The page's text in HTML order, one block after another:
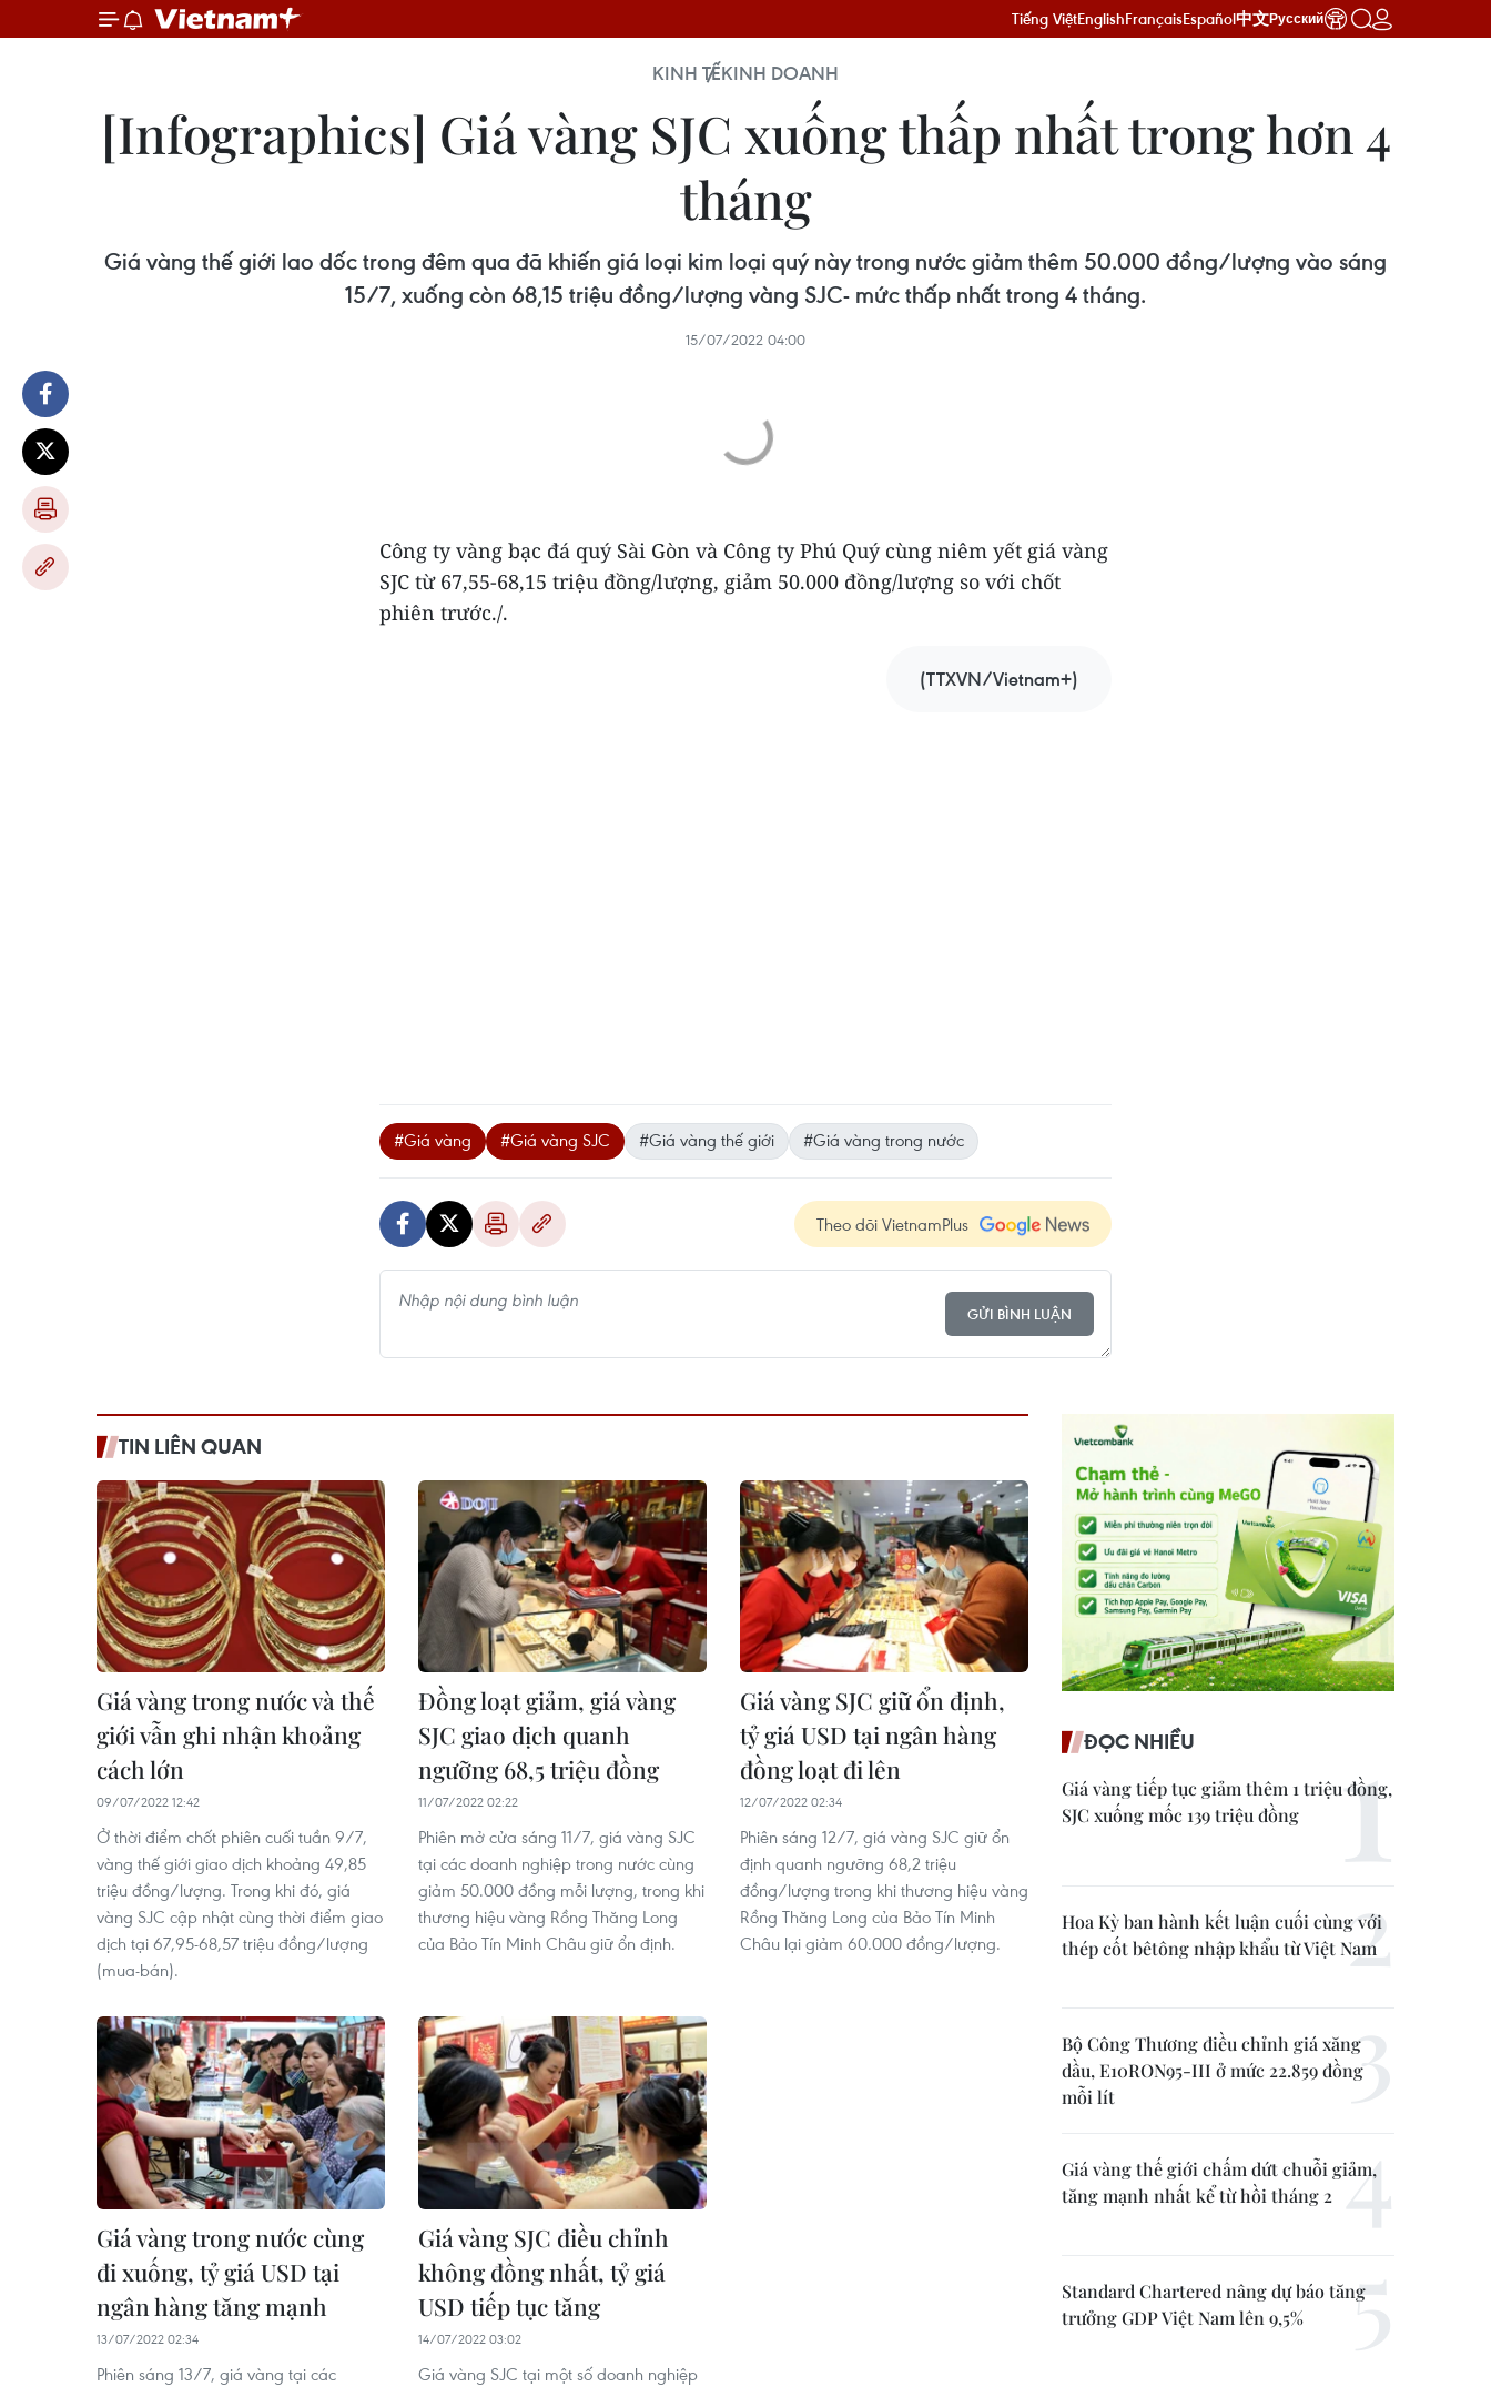
Tiếng ViệtEnglishFrançaisEspañol中文Русский
KINH TẾKINH DOANH
[Infographics] Giá vàng SJC xuống thấp nhất trong hơn 4
tháng
Giá vàng thế giới lao dốc trong đêm qua đã khiến giá loại kim loại quý này trong nước giảm thêm 50.000 đồng/lượng vào sáng
15/7, xuống còn 68,15 triệu đồng/lượng vàng SJC- mức thấp nhất trong 4 tháng.
15/07/2022 04:00
Công ty vàng bạc đá quý Sài Gòn và Công ty Phú Quý cùng niêm yết giá vàng
SJC từ 67,55-68,15 triệu đồng/lượng, giảm 50.000 đồng/lượng so với chốt
phiên trước./.
(TTXVN/Vietnam+)
#Giá vàng #Giá vàng SJC #Giá vàng thế giới #Giá vàng trong nước
Theo dõi VietnamPlus
GỬI BÌNH LUẬN
TIN LIÊN QUAN
Giá vàng trong nước và thế
giới vẫn ghi nhận khoảng
cách lớn
09/07/2022 12:42
Ở thời điểm chốt phiên cuối tuần 9/7,
vàng thế giới giao dịch khoảng 49,85
triệu đồng/lượng. Trong khi đó, giá
vàng SJC cập nhật cùng thời điểm giao
dịch tại 67,95-68,57 triệu đồng/lượng
(mua-bán).
Đồng loạt giảm, giá vàng
SJC giao dịch quanh
ngưỡng 68,5 triệu đồng
11/07/2022 02:22
Phiên mở cửa sáng 11/7, giá vàng SJC
tại các doanh nghiệp trong nước cùng
giảm 50.000 đồng mỗi lượng, trong khi
thương hiệu vàng Rồng Thăng Long
của Bảo Tín Minh Châu giữ ổn định.
Giá vàng SJC giữ ổn định,
tỷ giá USD tại ngân hàng
đồng loạt đi lên
12/07/2022 02:34
Phiên sáng 12/7, giá vàng SJC giữ ổn
định quanh ngưỡng 68,2 triệu
đồng/lượng trong khi thương hiệu vàng
Rồng Thăng Long của Bảo Tín Minh
Châu lại giảm 60.000 đồng/lượng.
Giá vàng trong nước cùng
đi xuống, tỷ giá USD tại
ngân hàng tăng mạnh
13/07/2022 02:34
Phiên sáng 13/7, giá vàng tại các
Giá vàng SJC điều chỉnh
không đồng nhất, tỷ giá
USD tiếp tục tăng
14/07/2022 03:02
Giá vàng SJC tại một số doanh nghiệp
ĐỌC NHIỀU
Giá vàng tiếp tục giảm thêm 1 triệu đồng,
SJC xuống mốc 139 triệu đồng
Hoa Kỳ ban hành kết luận cuối cùng với
thép cốt bêtông nhập khẩu từ Việt Nam
Bộ Công Thương điều chỉnh giá xăng
dầu, E10RON95-III ở mức 22.859 đồng
mỗi lít
Giá vàng thế giới chấm dứt chuỗi giảm,
tăng mạnh nhất kể từ hồi tháng 2
Standard Chartered nâng dự báo tăng
trưởng GDP Việt Nam lên 9,5%